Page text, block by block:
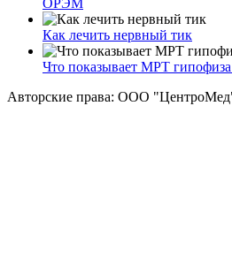
Как лечить нервный тик
Что показывает МРТ гипофиза
Авторские права: ООО